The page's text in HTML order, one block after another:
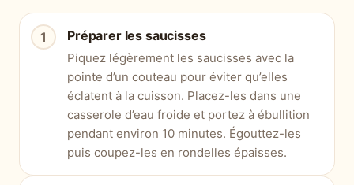
Préparer les saucisses
Piquez légèrement les saucisses avec la
pointe d’un couteau pour éviter qu’elles
éclatent à la cuisson. Placez-les dans une
casserole d’eau froide et portez à ébullition
pendant environ 10 minutes. Égouttez-les
puis coupez-les en rondelles épaisses.